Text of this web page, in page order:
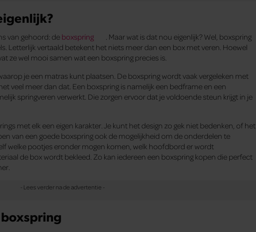
van gehoord: de boxspring
. Maar wat is dat nou eigenlijk? Wel, boxspring
Letterlijk vertaald betekent het niets meer dan een box met veren. Hoewel
ze wel mooi samen wat een boxspring precies is.
je een matras kunt plaatsen. De boxspring wordt vaak vergeleken met
veel meer dan dat. Een boxspring is namelijk een bedframe en een
springveren verwerkt. Die zorgen ervoor dat je voldoende steun krijgt in je
met elk een eigen karakter. Je kunt het design zo gek niet bedenken, of het
van een goede boxspring ook de mogelijkheid om de onderdelen te
welke pootjes eronder mogen komen, welk hoofdbord er wordt
de box wordt bekleed. Zo kan iedereen een boxspring kopen die perfect